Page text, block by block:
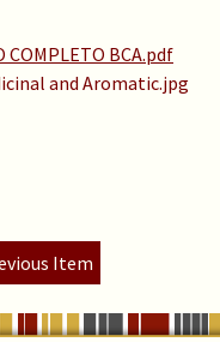
COMPLETO BCA.pdf
Item